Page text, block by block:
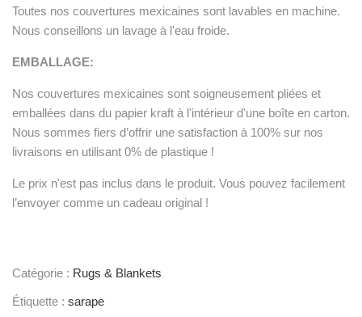
Toutes nos couvertures mexicaines sont lavables en machine.
Nous conseillons un lavage à l'eau froide.
EMBALLAGE:
Nos couvertures mexicaines sont soigneusement pliées et
emballées dans du papier kraft à l'intérieur d'une boîte en carton.
Nous sommes fiers d’offrir une satisfaction à 100% sur nos
livraisons en utilisant 0% de plastique !
Le prix n'est pas inclus dans le produit. Vous pouvez facilement
l’envoyer comme un cadeau original !
Catégorie : Rugs & Blankets
Étiquette : sarape